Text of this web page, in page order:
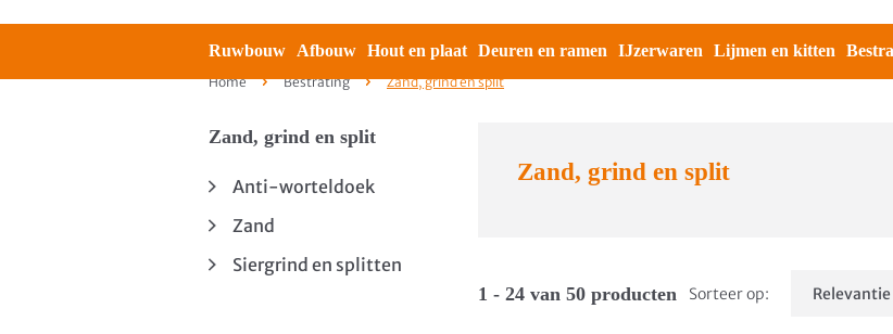
Ruwbouw Afbouw Hout en plaat Deuren en ramen IJzerwaren Lijmen en kitten
Home Bestrating Zand, grind en split
Zand, grind en split
Anti-worteldoek
Zand
Siergrind en splitten
Zand, grind en split
1 - 24 van 50 producten Sorteer op: